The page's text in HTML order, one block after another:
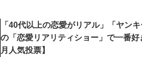
「40代以上の恋愛がリアル」「ヤン
の「恋愛リアリティショー」で一番
月人気投票】